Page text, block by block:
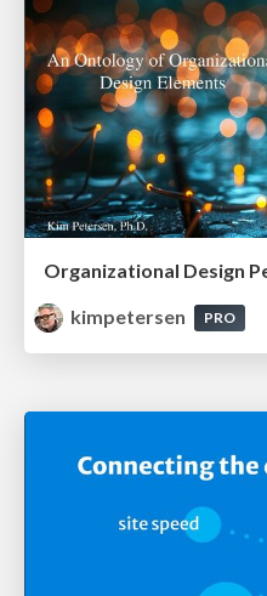
kimpetersen
PRO